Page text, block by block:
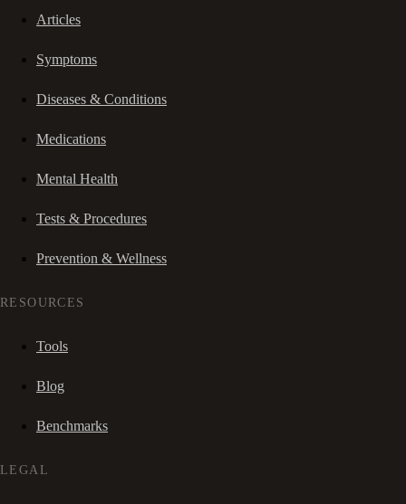
Articles
Symptoms
Diseases & Conditions
Medications
Mental Health
Tests & Procedures
Prevention & Wellness
RESOURCES
Tools
Blog
Benchmarks
LEGAL